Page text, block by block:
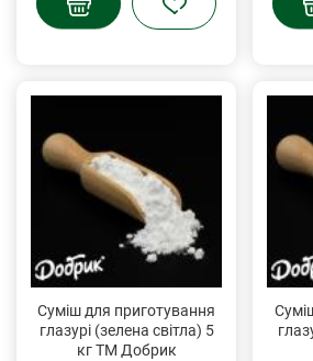
Суміш для приготування
глазурі (зелена світла) 5
кг ТМ Добрик